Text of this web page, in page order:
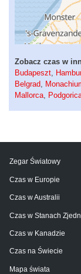
Zobacz czas w
Budapeszt
Belgrad
Mallorca
Zegar Światowy
Czas w Europie
Czas w Australii
Czas w Stanach
Czas w Kanadzie
Czas na Świecie
Mapa świata